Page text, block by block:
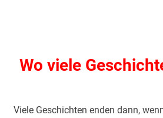
Wo viele
Viele Geschichten enden dann,